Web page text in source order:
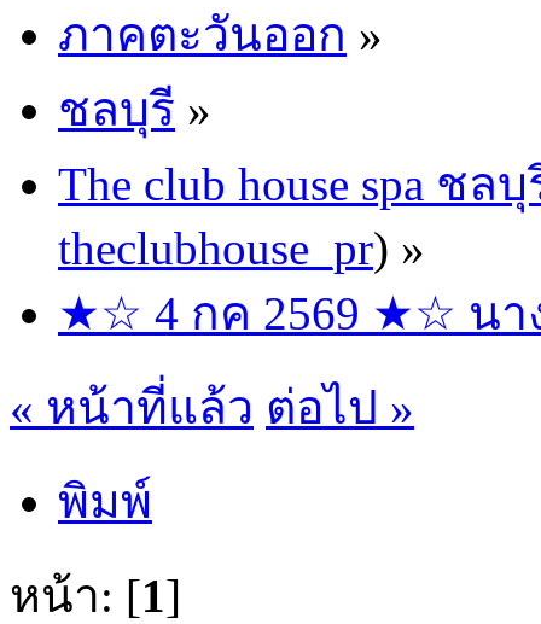
ภาคตะวันออก »
ชลบุรี »
The club house spa ช
theclubhouse_pr) »
★☆ 4 กค 2569 ★☆ นาง
« หน้าที่แล้ว ต่อไป »
พิมพ์
หน้า: [1]